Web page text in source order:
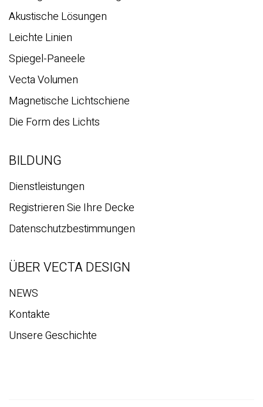
Akustische Lösungen
Leichte Linien
Spiegel-Paneele
Vecta Volumen
Magnetische Lichtschiene
Die Form des Lichts
BILDUNG
Dienstleistungen
Registrieren Sie Ihre Decke
Datenschutzbestimmungen
ÜBER VECTA DESIGN
NEWS
Kontakte
Unsere Geschichte